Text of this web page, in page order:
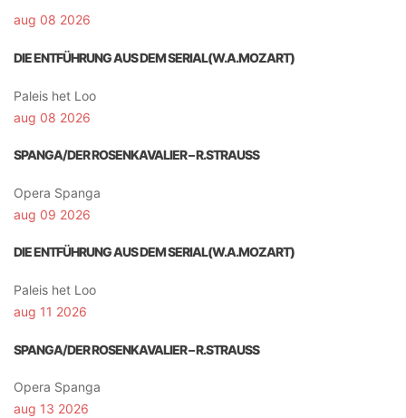
aug 08 2026
DIE ENTFÜHRUNG AUS DEM SERIAL(W.A.MOZART)
Paleis het Loo
aug 08 2026
SPANGA/DER ROSENKAVALIER – R.STRAUSS
Opera Spanga
aug 09 2026
DIE ENTFÜHRUNG AUS DEM SERIAL(W.A.MOZART)
Paleis het Loo
aug 11 2026
SPANGA/DER ROSENKAVALIER – R.STRAUSS
Opera Spanga
aug 13 2026